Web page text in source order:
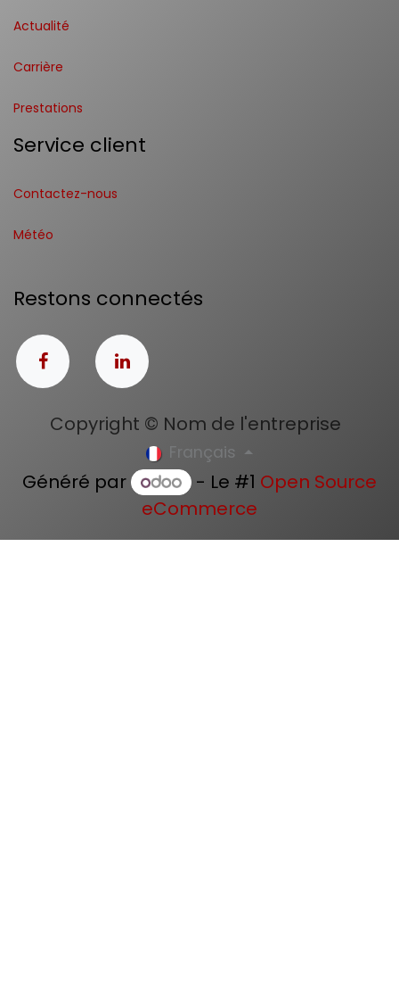
Actualité
Carrière
Prestations
Service client
Contactez-nous
Météo
Restons connectés
Copyright © Nom de l'entreprise
Français
Généré par - Le #1 Open Source
eCommerce